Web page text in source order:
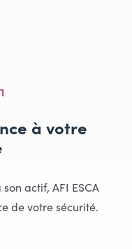
à votre
actif, AFI ESCA
de votre sécurité.